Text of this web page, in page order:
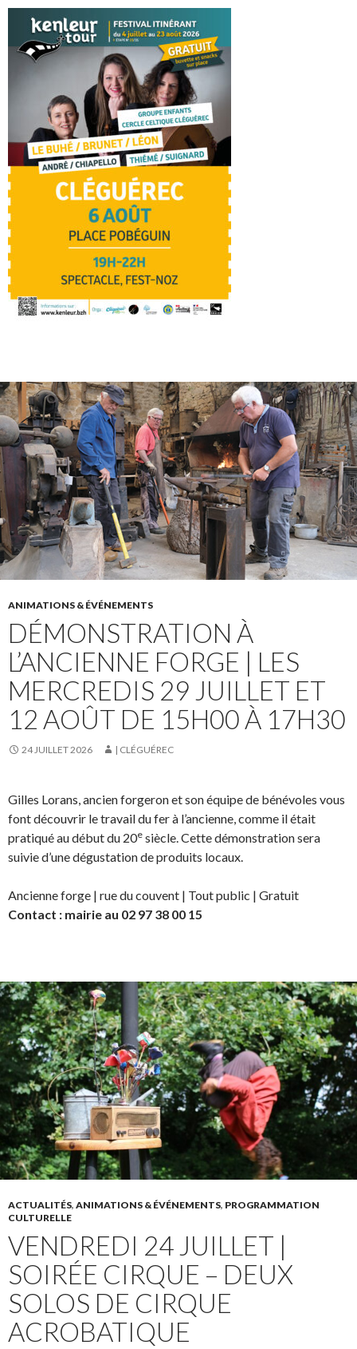
ANIMATIONS & ÉVÉNEMENTS
DÉMONSTRATION À
L’ANCIENNE FORGE | LES
MERCREDIS 29 JUILLET ET
12 AOÛT DE 15H00 À 17H30
24 JUILLET 2026 | CLÉGUÉREC
Gilles Lorans, ancien forgeron et son équipe de bénévoles vous
font découvrir le travail du fer à l’ancienne, comme il était
pratiqué au début du 20e siècle. Cette démonstration sera
suivie d’une dégustation de produits locaux.
Ancienne forge | rue du couvent | Tout public | Gratuit
Contact : mairie au 02 97 38 00 15
ACTUALITÉS, ANIMATIONS & ÉVÉNEMENTS, PROGRAMMATION
CULTURELLE
VENDREDI 24 JUILLET |
SOIRÉE CIRQUE – DEUX
SOLOS DE CIRQUE
ACROBATIQUE